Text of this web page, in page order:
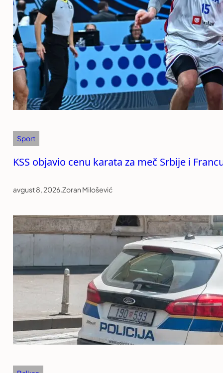
Sport
KSS objavio cenu karata za meč Srbije i
avgust 8, 2026.Zoran Milošević